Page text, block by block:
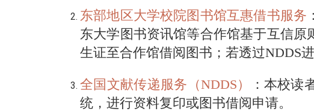
东部地区大学校院图书馆互惠借书服务
东大学图书资讯馆等合作馆基于互信
生证至合作馆借阅图书；若透过NDDS
全国文献传递服务（NDDS）
：本校读
统，进行资料复印或图书借阅申请。